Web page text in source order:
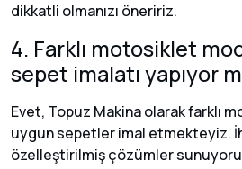
dikkatli olmanızı öneririz.
4. Farklı motosiklet
sepet imalatı yapıyor
Evet, Topuz Makina olarak farklı
uygun sepetler imal etmekteyiz.
özelleştirilmiş çözümler